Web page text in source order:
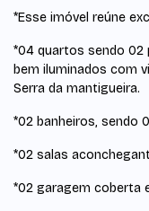
*Esse imóvel reúne
*04 quartos sendo 02
bem iluminados com
Serra da mantigueira.
*02 banheiros, sendo
*02 salas
*02 garagem coberta